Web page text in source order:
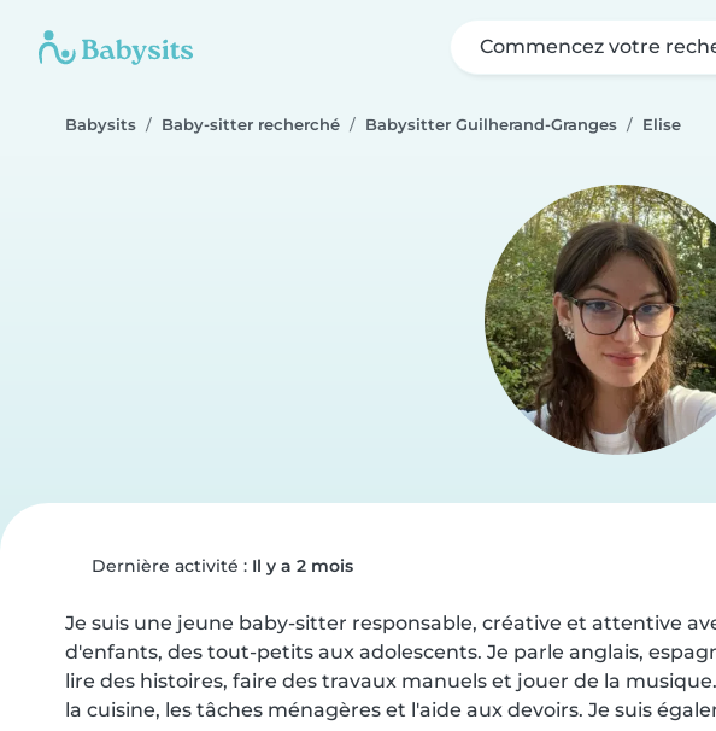
Commencez votre
Babysits Baby-sitter recherché Babysitter Guilherand-Granges Elise
Dernière activité : Il y a 2 mois
Je suis une jeune baby-sitter responsable, créative et attentive
d'enfants, des tout-petits aux adolescents. Je parle anglais,
lire des histoires, faire des travaux manuels et jouer de la
la cuisine, les tâches ménagères et l'aide aux devoirs. Je suis